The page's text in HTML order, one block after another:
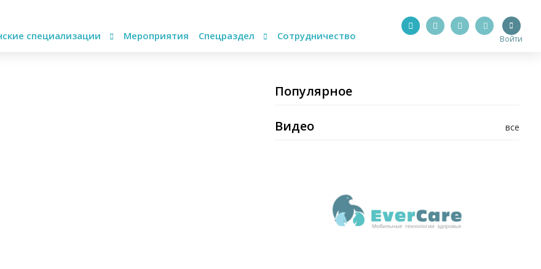
специализации Мероприятия Спецраздел Сотрудничество Войти
Популярное
все
Видео